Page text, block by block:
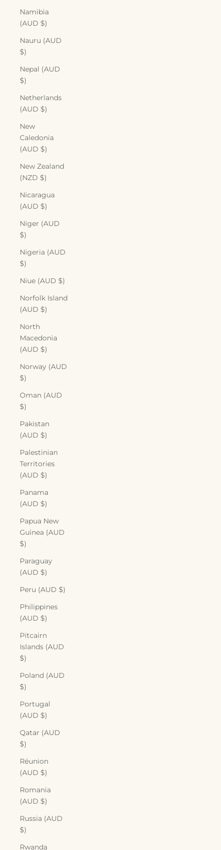
Namibia
(AUD $)
Nauru (AUD
$)
Nepal (AUD
$)
Netherlands
(AUD $)
New
Caledonia
(AUD $)
New Zealand
(NZD $)
Nicaragua
(AUD $)
Niger (AUD
$)
Nigeria (AUD
$)
Niue (AUD $)
Norfolk Island
(AUD $)
North
Macedonia
(AUD $)
Norway (AUD
$)
Oman (AUD
$)
Pakistan
(AUD $)
Palestinian
Territories
(AUD $)
Panama
(AUD $)
Papua New
Guinea (AUD
$)
Paraguay
(AUD $)
Peru (AUD $)
Philippines
(AUD $)
Pitcairn
Islands (AUD
$)
Poland (AUD
$)
Portugal
(AUD $)
Qatar (AUD
$)
Réunion
(AUD $)
Romania
(AUD $)
Russia (AUD
$)
Rwanda